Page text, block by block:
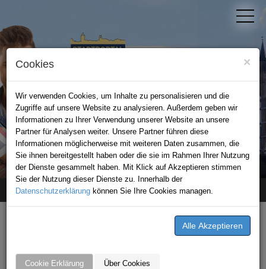
×
Cookies
Wir verwenden Cookies, um Inhalte zu personalisieren und die
Zugriffe auf unsere Website zu analysieren. Außerdem geben wir
Informationen zu Ihrer Verwendung unserer Website an unsere
Partner für Analysen weiter. Unsere Partner führen diese
Informationen möglicherweise mit weiteren Daten zusammen, die
Sie ihnen bereitgestellt haben oder die sie im Rahmen Ihrer Nutzung
der Dienste gesammelt haben. Mit Klick auf Akzeptieren stimmen
Sie der Nutzung dieser Dienste zu. Innerhalb der
Datenschutzerklärung können Sie Ihre Cookies managen.
Cookie Erklärung Über Cookies
STADTPORTAL BAD WIMPFEN
Home stellenangebot
Gasthaus Linde